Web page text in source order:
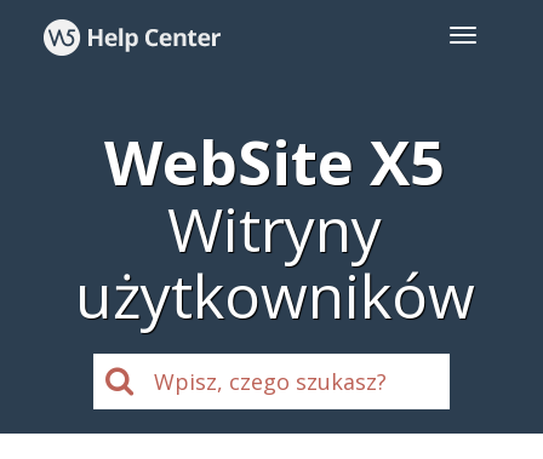
WebSite X5
Witryny
użytkowników